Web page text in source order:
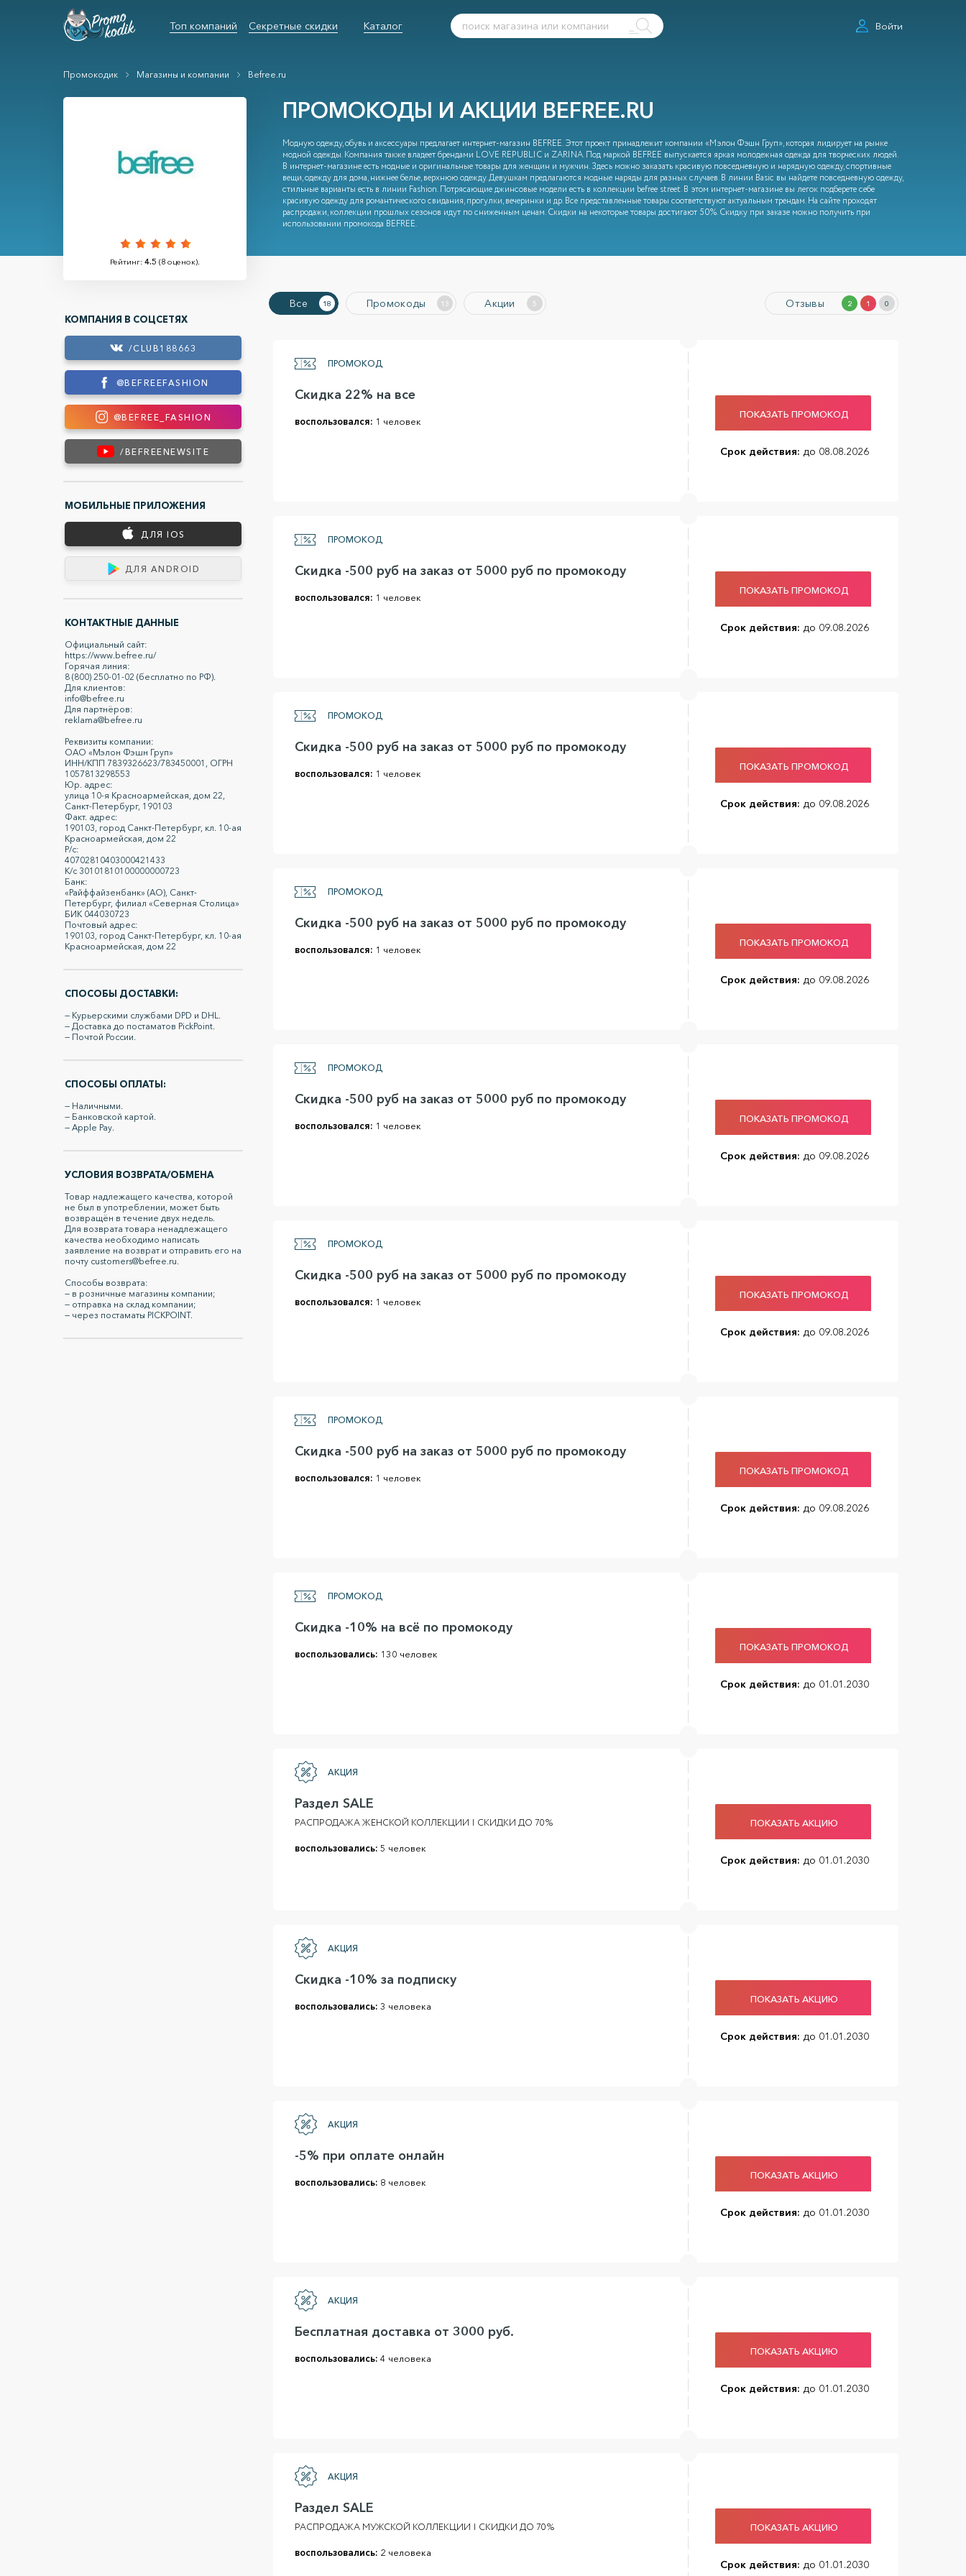
Топ компаний Секретные скидки Каталог Войти
Промокодик Магазины и компании Befree.ru
Рейтинг: 4.5 (8 оценок).
ПРОМОКОДЫ И АКЦИИ BEFREE.RU
Модную одежду, обувь и аксессуары предлагает интернет-магазин BEFREE. Этот проект принадлежит компании «Мэлон Фэшн Груп», которая лидирует на рынке
модной одежды. Компания также владеет брендами LOVE REPUBLIC и ZARINA. Под маркой BEFREE выпускается яркая молодежная одежда для творческих людей.
В интернет-магазине есть модные и оригинальные товары для женщин и мужчин. Здесь можно заказать красивую повседневную и нарядную одежду, спортивные
вещи, одежду для дома, нижнее белье, верхнюю одежду. Девушкам предлагаются модные наряды для разных случаев. В линии Basic вы найдете повседневную одежду,
стильные варианты есть в линии Fashion. Потрясающие джинсовые модели есть в коллекции befree street. В этом интернет-магазине вы легок подберете себе
красивую одежду для романтического свидания, прогулки, вечеринки и др. Все представленные товары соответствуют актуальным трендам. На сайте проходят
распродажи, коллекции прошлых сезонов идут по сниженным ценам. Скидки на некоторые товары достигают 50%. Скидку при заказе можно получить при
использовании промокода BEFREE.
КОМПАНИЯ В СОЦСЕТЯХ
/CLUB188663
@BEFREEFASHION
@BEFREE_FASHION
/BEFREENEWSITE
МОБИЛЬНЫЕ ПРИЛОЖЕНИЯ
ДЛЯ IOS
ДЛЯ ANDROID
КОНТАКТНЫЕ ДАННЫЕ
Официальный сайт:
https://www.befree.ru/
Горячая линия:
8 (800) 250-01-02 (бесплатно по РФ).
Для клиентов:
info@befree.ru
Для партнёров:
reklama@befree.ru
Реквизиты компании:
ОАО «Мэлон Фэшн Груп»
ИНН/КПП 7839326623/783450001, ОГРН
1057813298553
Юр. адрес:
улица 10-я Красноармейская, дом 22,
Санкт-Петербург, 190103
Факт. адрес:
190103, город Санкт-Петербург, кл. 10-ая
Красноармейская, дом 22
Р/с:
40702810403000421433
К/с 30101810100000000723
Банк:
«Райффайзенбанк» (АО), Санкт-
Петербург, филиал «Северная Столица»
БИК 044030723
Почтовый адрес:
190103, город Санкт-Петербург, кл. 10-ая
Красноармейская, дом 22
СПОСОБЫ ДОСТАВКИ:
— Курьерскими службами DPD и DHL.
— Доставка до постаматов PickPoint.
— Почтой России.
СПОСОБЫ ОПЛАТЫ:
— Наличными.
— Банковской картой.
— Apple Pay.
УСЛОВИЯ ВОЗВРАТА/ОБМЕНА
Товар надлежащего качества, которой
не был в употреблении, может быть
возвращён в течение двух недель.
Для возврата товара ненадлежащего
качества необходимо написать
заявление на возврат и отправить его на
почту customers@befree.ru.
Способы возврата:
— в розничные магазины компании;
— отправка на склад компании;
— через постаматы PICKPOINT.
Все 18 Промокоды 13 Акции 5 Отзывы 2 1 0
ПРОМОКОД
Скидка 22% на все
воспользовался: 1 человек
ПОКАЗАТЬ ПРОМОКОД
Срок действия: до 08.08.2026
ПРОМОКОД
Скидка -500 руб на заказ от 5000 руб по промокоду
воспользовался: 1 человек
ПОКАЗАТЬ ПРОМОКОД
Срок действия: до 09.08.2026
ПРОМОКОД
Скидка -500 руб на заказ от 5000 руб по промокоду
воспользовался: 1 человек
ПОКАЗАТЬ ПРОМОКОД
Срок действия: до 09.08.2026
ПРОМОКОД
Скидка -500 руб на заказ от 5000 руб по промокоду
воспользовался: 1 человек
ПОКАЗАТЬ ПРОМОКОД
Срок действия: до 09.08.2026
ПРОМОКОД
Скидка -500 руб на заказ от 5000 руб по промокоду
воспользовался: 1 человек
ПОКАЗАТЬ ПРОМОКОД
Срок действия: до 09.08.2026
ПРОМОКОД
Скидка -500 руб на заказ от 5000 руб по промокоду
воспользовался: 1 человек
ПОКАЗАТЬ ПРОМОКОД
Срок действия: до 09.08.2026
ПРОМОКОД
Скидка -500 руб на заказ от 5000 руб по промокоду
воспользовался: 1 человек
ПОКАЗАТЬ ПРОМОКОД
Срок действия: до 09.08.2026
ПРОМОКОД
Скидка -10% на всё по промокоду
воспользовались: 130 человек
ПОКАЗАТЬ ПРОМОКОД
Срок действия: до 01.01.2030
АКЦИЯ
Раздел SALE
РАСПРОДАЖА ЖЕНСКОЙ КОЛЛЕКЦИИ | СКИДКИ ДО 70%
воспользовались: 5 человек
ПОКАЗАТЬ АКЦИЮ
Срок действия: до 01.01.2030
АКЦИЯ
Скидка -10% за подписку
воспользовались: 3 человека
ПОКАЗАТЬ АКЦИЮ
Срок действия: до 01.01.2030
АКЦИЯ
-5% при оплате онлайн
воспользовались: 8 человек
ПОКАЗАТЬ АКЦИЮ
Срок действия: до 01.01.2030
АКЦИЯ
Бесплатная доставка от 3000 руб.
воспользовались: 4 человека
ПОКАЗАТЬ АКЦИЮ
Срок действия: до 01.01.2030
АКЦИЯ
Раздел SALE
РАСПРОДАЖА МУЖСКОЙ КОЛЛЕКЦИИ | СКИДКИ ДО 70%
воспользовались: 2 человека
ПОКАЗАТЬ АКЦИЮ
Срок действия: до 01.01.2030